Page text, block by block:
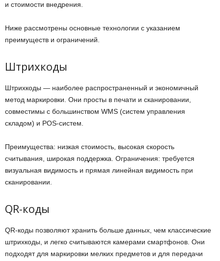
и стоимости внедрения.
Ниже рассмотрены основные технологии с указанием
преимуществ и ограничений.
Штрихкоды
Штрихкоды — наиболее распространенный и экономичный
метод маркировки. Они просты в печати и сканировании,
совместимы с большинством WMS (систем управления
складом) и POS-систем.
Преимущества: низкая стоимость, высокая скорость
считывания, широкая поддержка. Ограничения: требуется
визуальная видимость и прямая линейная видимость при
сканировании.
QR-коды
QR-коды позволяют хранить больше данных, чем классические
штрихкоды, и легко считываются камерами смартфонов. Они
подходят для маркировки мелких предметов и для передачи